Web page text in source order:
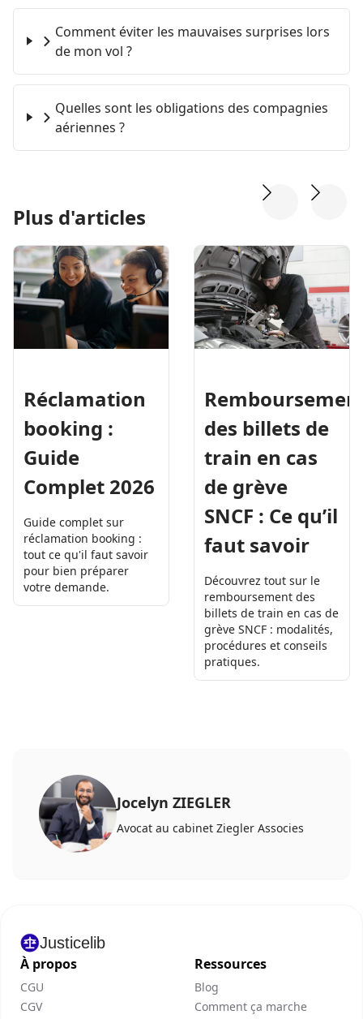
Comment éviter les mauvaises surprises lors
de mon vol ?
Quelles sont les obligations des compagnies
aériennes ?
Plus d'articles
Réclamation
booking :
Guide
Complet 2026
Guide complet sur
réclamation booking :
tout ce qu'il faut savoir
pour bien préparer
votre demande.
des billets de
train en cas
de grève
SNCF : Ce qu’il
faut savoir
Découvrez tout sur le
remboursement des
billets de train en cas de
grève SNCF : modalités,
procédures et conseils
pratiques.
Jocelyn ZIEGLER
Avocat au cabinet Ziegler Associes
Justicelib
À propos
CGU
CGV
Ressources
Blog
Comment ça marche